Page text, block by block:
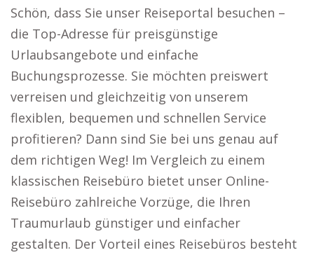
Schön, dass Sie unser Reiseportal besuchen –
die Top-Adresse für preisgünstige
Urlaubsangebote und einfache
Buchungsprozesse. Sie möchten preiswert
verreisen und gleichzeitig von unserem
flexiblen, bequemen und schnellen Service
profitieren? Dann sind Sie bei uns genau auf
dem richtigen Weg! Im Vergleich zu einem
klassischen Reisebüro bietet unser Online-
Reisebüro zahlreiche Vorzüge, die Ihren
Traumurlaub günstiger und einfacher
gestalten. Der Vorteil eines Reisebüros besteht